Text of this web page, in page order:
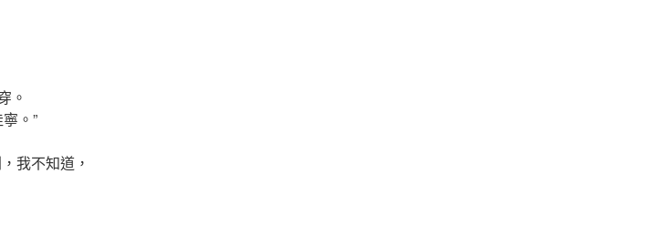
。
。”
我不知道，